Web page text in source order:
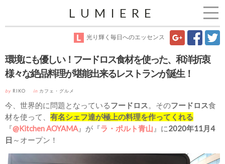
LUMIERE
光り輝く毎日へのエッセンス
環境にも優しい！フードロス食材を使った、和洋折衷
様々な絶品料理が堪能出来るレストランが誕生！
by RIKO in カフェ・グルメ
今、世界的に問題となっているフードロス。そのフードロス食
材を使って、 有名シェフ達が極上の料理を作ってくれる
『@Kitchen AOYAMA』が『ラ・ポルト青山 』に2020年11月4
日 ～オープン！